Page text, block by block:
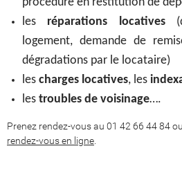
procédure en restitution de
les réparations locatives
logement, demande de
dégradations par le locataire)
les charges locatives, les
les troubles de voisinage….
Prenez rendez-vous au 01 42 66 44 84
rendez-vous en ligne.